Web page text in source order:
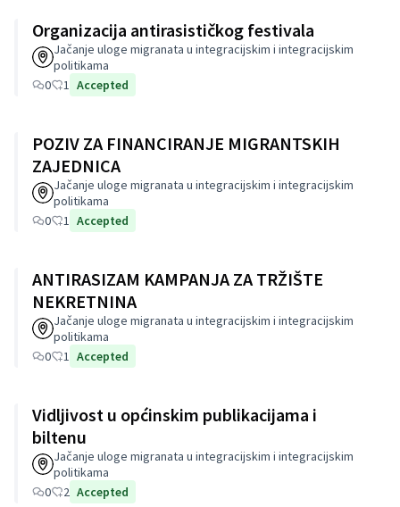
Organizacija antirasističkog festivala
Jačanje uloge migranata u integracijskim i integracijskim
politikama
0
1 Accepted
POZIV ZA FINANCIRANJE MIGRANTSKIH
ZAJEDNICA
Jačanje uloge migranata u integracijskim i integracijskim
politikama
0
1 Accepted
ANTIRASIZAM KAMPANJA ZA TRŽIŠTE
NEKRETNINA
Jačanje uloge migranata u integracijskim i integracijskim
politikama
0
1 Accepted
Vidljivost u općinskim publikacijama i
biltenu
Jačanje uloge migranata u integracijskim i integracijskim
politikama
0
2 Accepted